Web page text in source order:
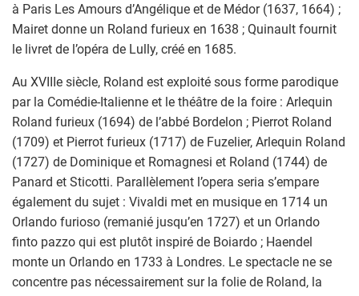
à Paris Les Amours d’Angélique et de Médor (1637, 1664) ;
Mairet donne un Roland furieux en 1638 ; Quinault fournit
le livret de l’opéra de Lully, créé en 1685.
Au XVIIIe siècle, Roland est exploité sous forme parodique
par la Comédie-Italienne et le théâtre de la foire : Arlequin
Roland furieux (1694) de l’abbé Bordelon ; Pierrot Roland
(1709) et Pierrot furieux (1717) de Fuzelier, Arlequin Roland
(1727) de Dominique et Romagnesi et Roland (1744) de
Panard et Sticotti. Parallèlement l’opera seria s’empare
également du sujet : Vivaldi met en musique en 1714 un
Orlando furioso (remanié jusqu’en 1727) et un Orlando
finto pazzo qui est plutôt inspiré de Boiardo ; Haendel
monte un Orlando en 1733 à Londres. Le spectacle ne se
concentre pas nécessairement sur la folie de Roland, la